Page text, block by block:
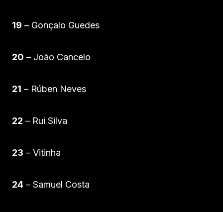
19 – Gonçalo Guedes
20 – João Cancelo
21 – Rúben Neves
22 – Rui Silva
23 – Vitinha
24 – Samuel Costa